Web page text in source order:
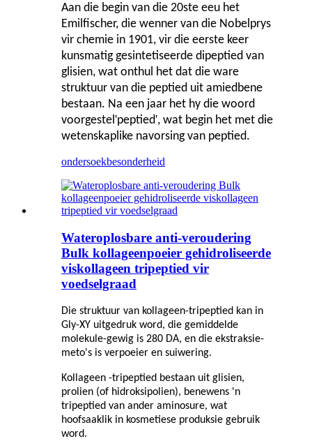
Aan die begin van die 20ste eeu het
Emilfischer, die wenner van die Nobelprys
vir chemie in 1901, vir die eerste keer
kunsmatig gesintetiseerde dipeptied van
glisien, wat onthul het dat die ware
struktuur van die peptied uit amiedbene
bestaan. Na een jaar het hy die woord
voorgestel'peptied', wat begin het met die
wetenskaplike navorsing van peptied.
ondersoekbesonderheid
Wateroplosbare anti-veroudering
Bulk kollageenpoeier gehidroliseerde
viskollageen tripeptied vir
voedselgraad
Die struktuur van kollageen-tripeptied kan in
Gly-XY uitgedruk word, die gemiddelde
molekule-gewig is 280 DA, en die ekstraksie-
meto's is verpoeier en suiwering.
Kollageen -tripeptied bestaan ​​uit glisien,
prolien (of hidroksipolien), benewens 'n
tripeptied van ander aminosure, wat
hoofsaaklik in kosmetiese produksie gebruik
word.